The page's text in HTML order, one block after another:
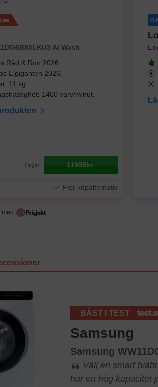
AI Wash
Råd & Rön 2026.
Elgiganten 2026.
11 kg.
1400 varv/minut.
I lager 11995kr
Fler köpalternativ
med
BÄST I TEST
Samsung
Samsung
Välj en smart
har en hög kapacitet